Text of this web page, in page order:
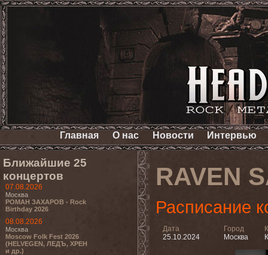
Главная О нас Новости Интервью
Ближайшие 25
концертов
07.08.2026
Москва
РОМАН ЗАХАРОВ - Rock
Birthday 2026
08.08.2026
Москва
Moscow Folk Fest 2026
(HELVEGEN, ЛЕДЪ, ХРЕН
и др.)
RAVEN
Расписание
Дата
25.10.2024
Город
Москва